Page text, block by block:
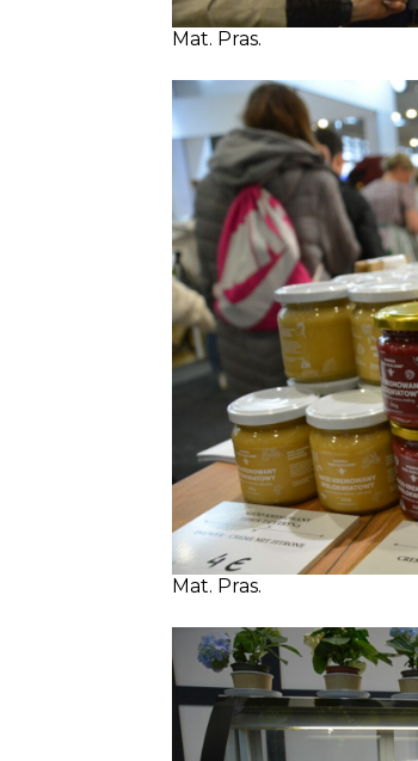
Mat. Pras.
Mat. Pras.